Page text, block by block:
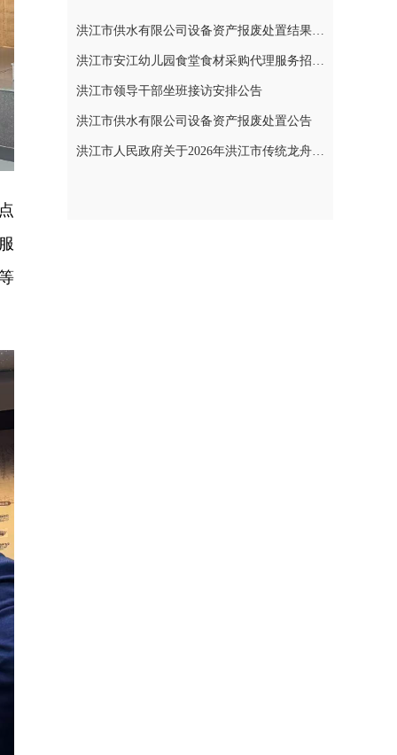
洪江市供水有限公司设备资产报废处置结果公示
洪江市安江幼儿园食堂食材采购代理服务招标遴选公告
洪江市领导干部坐班接访安排公告
洪江市供水有限公司设备资产报废处置公告
洪江市人民政府关于2026年洪江市传统龙舟赛活动期间临时管制无人机等“低慢小”航空器的通告